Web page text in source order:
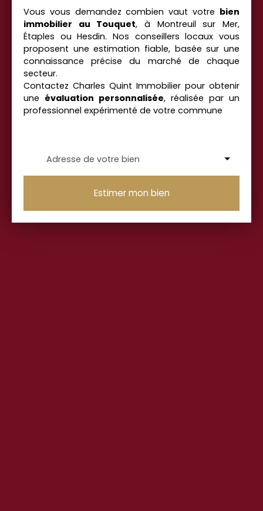
Vous vous demandez combien vaut votre bien
immobilier au Touquet, à Montreuil sur Mer,
Étaples ou Hesdin. Nos conseillers locaux vous
proposent une estimation fiable, basée sur une
connaissance précise du marché de chaque
secteur.
Contactez Charles Quint Immobilier pour obtenir
une évaluation personnalisée, réalisée par un
professionnel expérimenté de votre commune
Adresse de votre bien
Estimer mon bien